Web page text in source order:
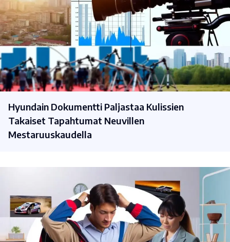
Hyundain Dokumentti Paljastaa Kulissien
Takaiset Tapahtumat Neuvillen
Mestaruuskaudella